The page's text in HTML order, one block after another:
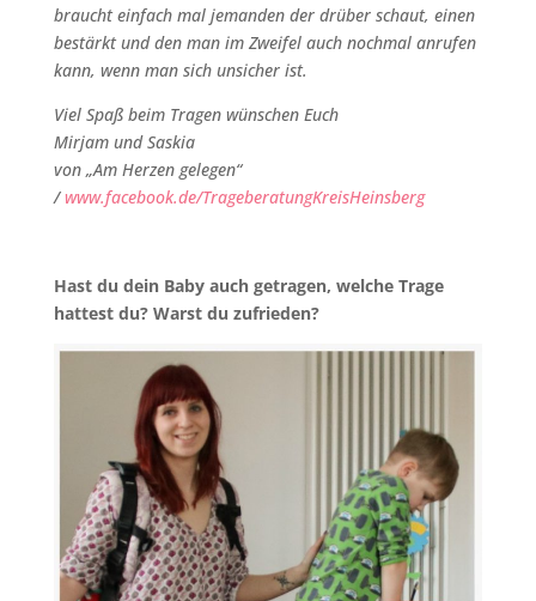
braucht einfach mal jemanden der drüber schaut, einen
bestärkt und den man im Zweifel auch nochmal anrufen
kann, wenn man sich unsicher ist.
Viel Spaß beim Tragen wünschen Euch
Mirjam und Saskia
von „Am Herzen gelegen“
/www.facebook.de/TrageberatungKreisHeinsberg
Hast du dein Baby auch getragen, welche Trage
hattest du? Warst du zufrieden?